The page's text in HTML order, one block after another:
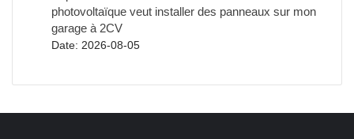
photovoltaïque veut installer des panneaux sur mon
garage à 2CV
Date: 2026-08-05